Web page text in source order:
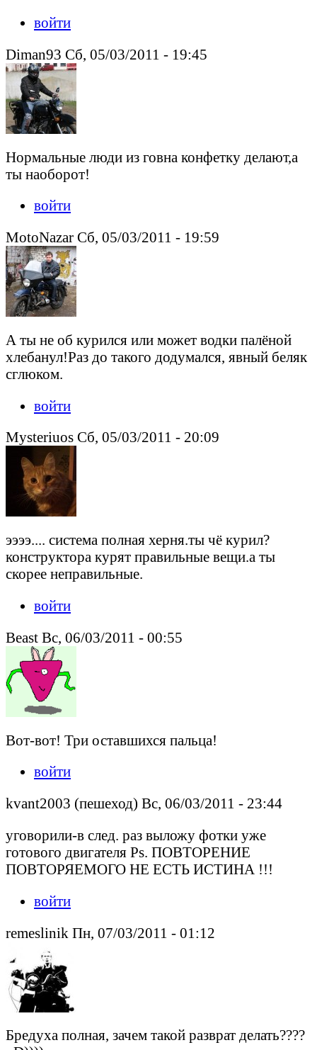
войти
Diman93 Сб, 05/03/2011 - 19:45
Нормальные люди из говна конфетку делают,а
ты наоборот!
войти
MotoNazar Сб, 05/03/2011 - 19:59
А ты не об курился или может водки палёной
хлебанул!Раз до такого додумался, явный беляк
сглюком.
войти
Mysteriuos Сб, 05/03/2011 - 20:09
ээээ.... система полная херня.ты чё курил?
конструктора курят правильные вещи.а ты
скорее неправильные.
войти
Beast Вс, 06/03/2011 - 00:55
Вот-вот! Три оставшихся пальца!
войти
kvant2003 (пешеход) Вс, 06/03/2011 - 23:44
уговорили-в след. раз выложу фотки уже
готового двигателя Ps. ПОВТОРЕНИЕ
ПОВТОРЯЕМОГО НЕ ЕСТЬ ИСТИНА !!!
войти
remeslinik Пн, 07/03/2011 - 01:12
Бредуха полная, зачем такой разврат делать????